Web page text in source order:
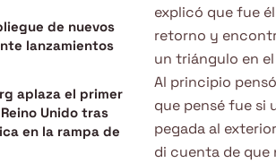
de nuevos
lanzamientos
aplaza el primer
Unido tras
en la rampa de
explicó que fue
retorno y
un triángulo en
Al principio
que pensé fue si
pegada al
di cuenta de que